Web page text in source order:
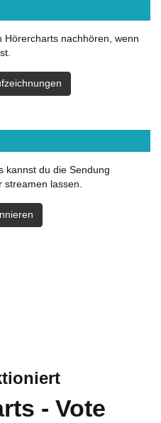
- Vote
Hörercharts nachhören, wenn
kannst du die Sendung
streamen lassen.